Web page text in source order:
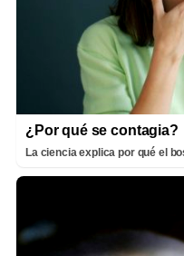
¿Por qué se contagia?
La ciencia explica por qué el